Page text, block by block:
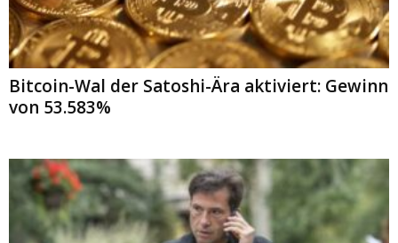
Bitcoin-Wal der Satoshi-Ära aktiviert: Gewinn
von 53.583%